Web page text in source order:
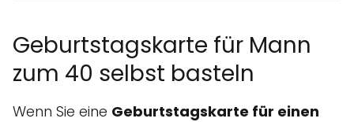
Geburtstagskarte für Mann
zum 40 selbst basteln
Wenn Sie eine Geburtstagskarte für einen